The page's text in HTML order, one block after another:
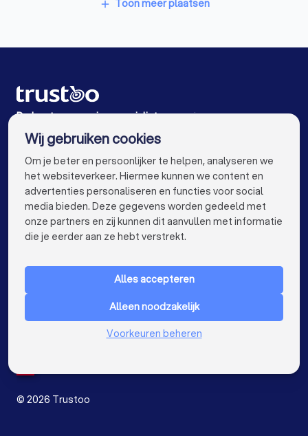
Zonwering specialisten in Rottum (FR)
Zonwering specialisten in Heerenveen
Zonwering specialisten in Amsterdam
Zonwering specialisten in Rotterdam
Zonwering specialisten in Den Haag
Zonwering specialisten in Utrecht
Zonwering specialisten in Tilburg
Zonwering specialisten in Groningen
Zonwering specialisten in Almere
add Toon meer plaatsen
De beste zonwering specialisten voor jou
VOOR PARTICULIEREN keyboard_arrow_down
Nederland
© 2026 Trustoo
Wij gebruiken cookies
Om je beter en persoonlijker te helpen, analyseren we
het websiteverkeer. Hiermee kunnen we content en
advertenties personaliseren en functies voor social
media bieden. Deze gegevens worden gedeeld met
onze partners en zij kunnen dit aanvullen met informatie
die je eerder aan ze hebt verstrekt.
Alles accepteren
Alleen noodzakelijk
Voorkeuren beheren